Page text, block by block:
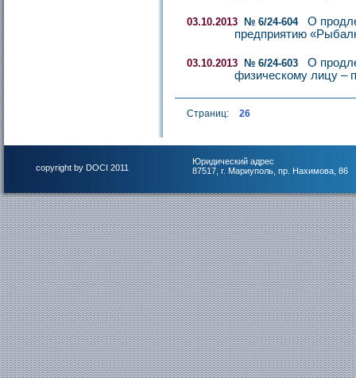
03.10.2013 № 6/24-604
О
предприятию
03.10.2013 № 6/24-603
О
физическому лицу –
Страниц: 26
copyright by DOCI 2011
Юридический адрес
87517, г. Мариуполь, пр. Нахимова, 86